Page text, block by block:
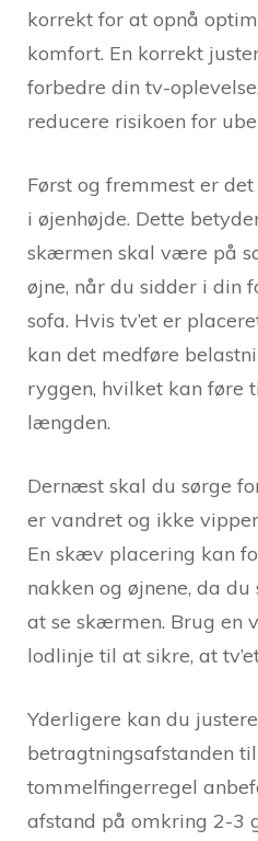
korrekt for at opnå
komfort. En korrekt
forbedre din tv-
reducere risikoen for
Først og fremmest er
i øjenhøjde. Dette
skærmen skal være på
øjne, når du sidder i din
sofa. Hvis tv’et er
kan det medføre
ryggen, hvilket kan føre
længden.
Dernæst skal du sørge
er vandret og ikke
En skæv placering kan
nakken og øjnene, da
at se skærmen. Brug en
lodlinje til at sikre, at
Yderligere kan du justere
betragtningsafstanden til
tommelfingerregel
afstand på omkring 2-3